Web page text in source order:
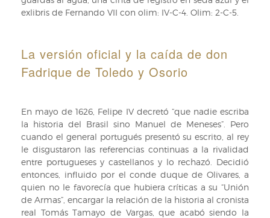
exlibris de Fernando VII con olim: IV-C-4. Olim: 2-C-5.
La versión oficial y la caída de don
Fadrique de Toledo y Osorio
En mayo de 1626, Felipe IV decretó “que nadie escriba
la historia del Brasil sino Manuel de Meneses”. Pero
cuando el general portugués presentó su escrito, al rey
le disgustaron las referencias continuas a la rivalidad
entre portugueses y castellanos y lo rechazó. Decidió
entonces, influido por el conde duque de Olivares, a
quien no le favorecía que hubiera críticas a su “Unión
de Armas”, encargar la relación de la historia al cronista
real Tomás Tamayo de Vargas, que acabó siendo la